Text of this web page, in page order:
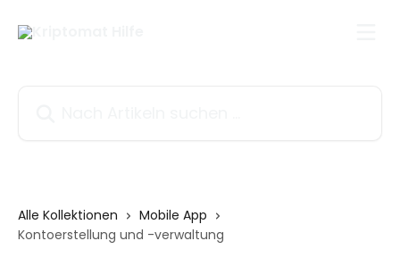
Alle Kollektionen
Mobile App
Kontoerstellung und -verwaltung